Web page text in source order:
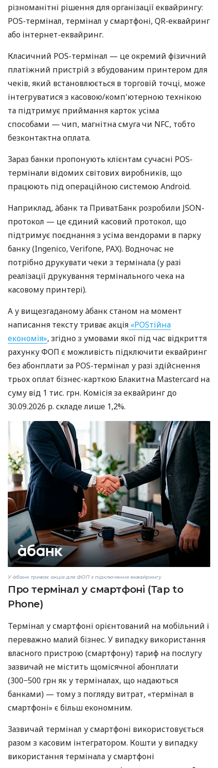
різноманітні рішення для організації еквайрингу:
POS-термінал, термінал у смартфоні, QR-еквайринг
або інтернет-еквайринг.
Класичний POS-термінал — це окремий фізичний
платіжний пристрій з вбудованим принтером для
чеків, який встановлюється в торговій точці, може
інтегруватися з касовою/комп'ютерною технікою
та підтримує приймання карток усіма
способами — чип, магнітна смуга чи NFC, тобто
безконтактна оплата.
Зараз банки пропонують клієнтам сучасні POS-
термінали відомих світових виробників, що
працюють під операційною системою Android.
Наприклад, àбанк та ПриватБанк розробили JSON-
протокол — це єдиний касовий протокол, що
підтримує поєднання з усіма вендорами в парку
банку (Ingenico, Verifone, PAX). Водночас не
потрібно друкувати чеки з термінала (у разі
реалізації друкування термінального чека на
касовому принтері).
А у вищезгаданому àбанк станом на момент
написання тексту триває акція «POSтійна
економія», згідно з умовами якої під час відкриття
рахунку ФОП є можливість підключити еквайринг
без абонплати за POS-термінал у разі здійснення
трьох оплат бізнес-карткою Блакитна Mastercard на
суму від 1 тис. грн. Комісія за еквайринг до
30.09.2026 р. складе лише 1,2%.
У àбанк триває акція для ФОП з підключення еквайрингу
Про термінал у смартфоні (Tap to
Phone)
Термінал у смартфоні орієнтований на мобільний і
переважно малий бізнес. У випадку використання
власного пристрою (смартфону) тариф на послугу
зазвичай не містить щомісячної абонплати
(300−500 грн як у терміналах, що надаються
банками) — тому з погляду витрат, «термінал в
смартфоні» є більш економним.
Зазвичай термінал у смартфоні використовується
разом з касовим інтегратором. Кошти у випадку
використання термінала у смартфоні